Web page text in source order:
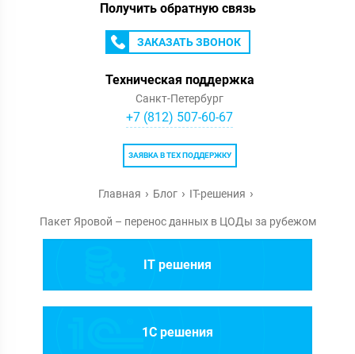
Получить обратную связь
ЗАКАЗАТЬ ЗВОНОК
Техническая поддержка
Санкт-Петербург
+7 (812) 507-60-67
ЗАЯВКА В ТЕХ ПОДДЕРЖКУ
Главная Блог IT-решения
Пакет Яровой – перенос данных в ЦОДы за рубежом
IT решения
1C решения